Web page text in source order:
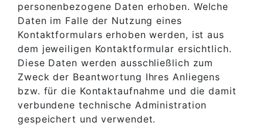
personenbezogene Daten erhoben. Welche
Daten im Falle der Nutzung eines
Kontaktformulars erhoben werden, ist aus
dem jeweiligen Kontaktformular ersichtlich.
Diese Daten werden ausschließlich zum
Zweck der Beantwortung Ihres Anliegens
bzw. für die Kontaktaufnahme und die damit
verbundene technische Administration
gespeichert und verwendet.